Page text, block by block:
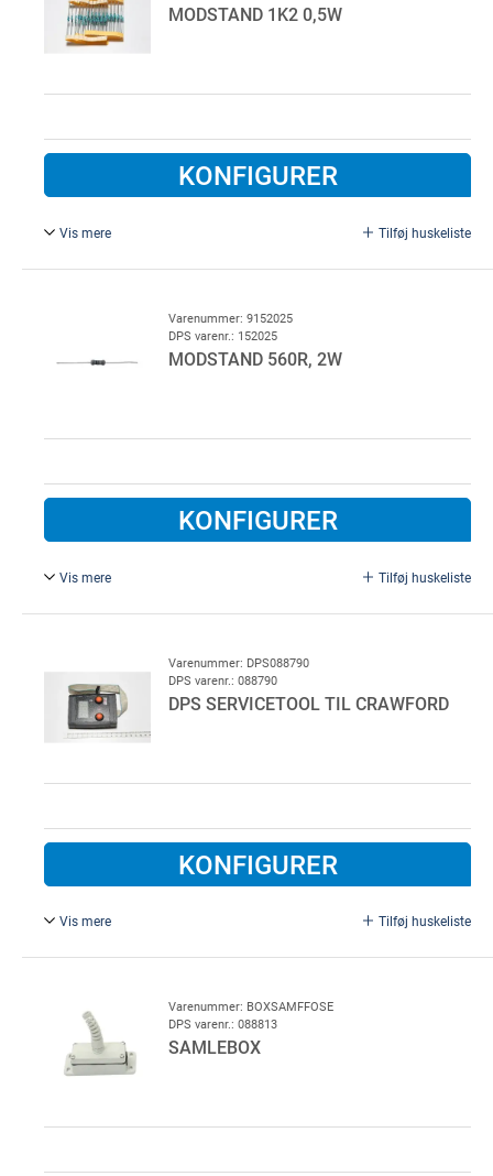
MODSTAND 1K2 0,5W
KONFIGURER
Vis mere Tilføj huskeliste
Bruges som terminering på enheder der kræver
overvågning. F.eks. el-følelister, røgmelder, kontakter,
fotoceller.
Varenummer: 9152025
DPS varenr.: 152025
MODSTAND 560R, 2W
KONFIGURER
Vis mere Tilføj huskeliste
kontakter, fotocellerVarenummer: DPS088790
DPS varenr.: 088790
DPS SERVICETOOL TIL CRAWFORD
KONFIGURER
Vis mere Tilføj huskeliste
Til CDM9. Tool for servicering af Crawford CDM9
Varenummer: BOXSAMFFOSE
DPS varenr.: 088813
SAMLEBOX